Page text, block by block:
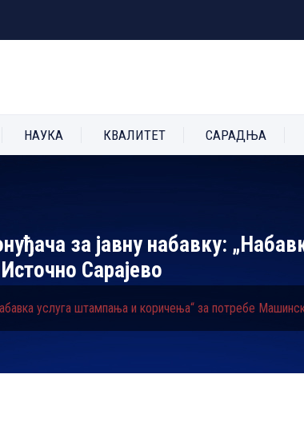
НАУКА КВАЛИТЕТ САРАДЊА
за јавну набавку:
Сарајево
услуга штампања и коричења“ за потребе